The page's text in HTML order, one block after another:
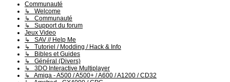
Communauté
↳ Welcome
↳ Communauté
↳ Support du forum
Jeux Video
↳ SAV // Help Me
↳ Tutoriel / Modding / Hack & Info
↳ Bibles et Guides
↳ Général (Divers)
↳ 3DO Interactive Multiplayer
↳ Amiga - A500 / A500+ / A600 / A1200 / CD32